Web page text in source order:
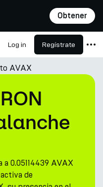
Obtener
Log in Regístrate
AVAX
0.05114439 AVAX
de